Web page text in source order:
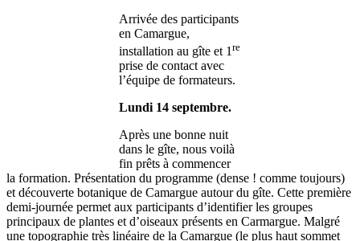
Arrivée des participants
en Camargue,
installation au gîte et 1re
prise de contact avec
l’équipe de formateurs.
Lundi 14 septembre.
Après une bonne nuit
dans le gîte, nous voilà
fin prêts à commencer
la formation. Présentation du programme (dense ! comme toujours)
et découverte botanique de Camargue autour du gîte. Cette première
demi-journée permet aux participants d’identifier les groupes
principaux de plantes et d’oiseaux présents en Carmargue. Malgré
une topographie très linéaire de la Camargue (le plus haut sommet